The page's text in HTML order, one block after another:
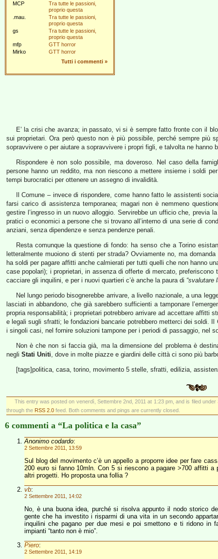
MCP
Tra tutte le passioni,
proprio questa
.mau.
Tra tutte le passioni,
proprio questa
gs
Tra tutte le passioni,
proprio questa
mfp
GTT horror
Mirko
GTT horror
Tutti i commenti »
E’ la crisi che avanza; in passato, vi si è sempre fatto fronte con il
sui proprietari. Ora però questo non è più possibile, perché sempre più
sopravvivere o per aiutare a sopravvivere i propri figli, e talvolta ne
Rispondere è non solo possibile, ma doveroso. Nel caso della
persone hanno un reddito, ma non riescono a mettere insieme i soldi
tempi burocratici per ottenere un assegno di invalidità.
Il Comune – invece di rispondere, come hanno fatto le assistenti
farsi carico di assistenza temporanea; magari non è nemmeno
gestire l’ingresso in un nuovo alloggio. Servirebbe un ufficio che, previa
pratici o economici a persone che si trovano all’interno di una serie di
anziani, senza dipendenze e senza pendenze penali.
Resta comunque la questione di fondo: ha senso che a Torino
letteralmente muoiono di stenti per strada? Ovviamente no, ma
ha soldi per pagare affitti anche calmierati per tutti quelli che non hanno
case popolari); i proprietari, in assenza di offerte di mercato,
cacciare gli inquilini, e per i nuovi quartieri c’è anche la paura di “svalutare
Nel lungo periodo bisognerebbe arrivare, a livello nazionale, a una
lasciati in abbandono, che già sarebbero sufficienti a tamponare
propria responsabilità; i proprietari potrebbero arrivare ad accettare affitti
e legali sugli sfratti; le fondazioni bancarie potrebbero metterci dei soldi. Il
i singoli casi, nel fornire soluzioni tampone per i periodi di passaggio, nel
Non è che non si faccia già, ma la dimensione del problema è
negli Stati Uniti, dove in molte piazze e giardini delle città ci sono più
[tags]politica, casa, torino, movimento 5 stelle, sfratti, edilizia,
This entry was posted on venerdì, Settembre 2nd, 2011 at 1:23 pm, and is filed under
through the RSS 2.0 feed. Both comments and pings are currently closed.
6 commenti a “La politica e la casa”
Anonimo codardo:
2 Settembre 2011, 13:59
Sul blog del movimento c’è un appello a proporre idee per fare
200 euro si fanno 10mln. Con 5 si riescono a pagare >700 affitti
altri progetti. Ho proposta una follia ?
vb:
2 Settembre 2011, 14:02
No, è una buona idea, purché si risolva appunto il nodo storico
gente che ha investito i risparmi di una vita in un secondo
inquilini che pagano per due mesi e poi smettono e ti ridono in
impianti “tanto non è mio”.
Piero:
2 Settembre 2011, 14:19